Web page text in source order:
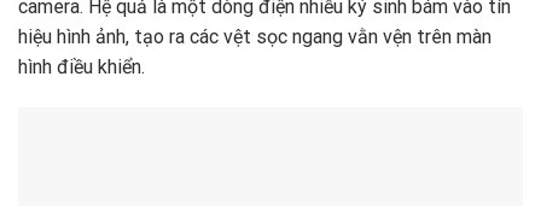
camera. Hệ quả là một dòng điện nhiễu ký sinh bám vào tín
hiệu hình ảnh, tạo ra các vệt sọc ngang vằn vện trên màn
hình điều khiển.